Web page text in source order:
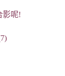
影呢!